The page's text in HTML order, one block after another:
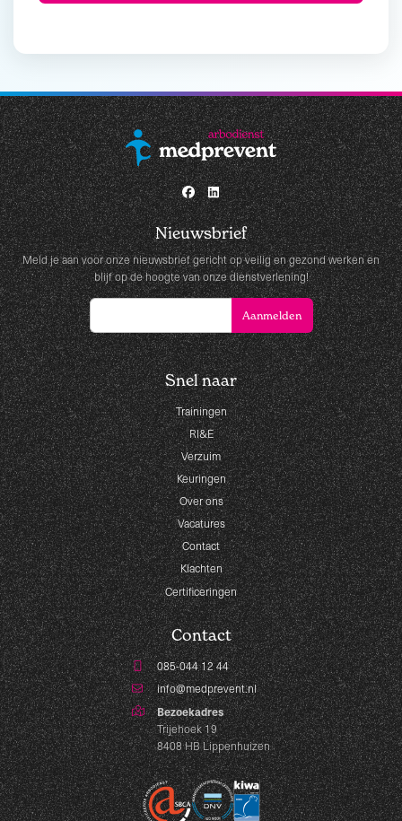
Nieuwsbrief
Meld je aan voor onze nieuwsbrief gericht op veilig en gezond werken en
blijf op de hoogte van onze dienstverlening!
Snel naar
Trainingen
RI&E
Verzuim
Keuringen
Over ons
Vacatures
Contact
Klachten
Certificeringen
Contact
085-044 12 44
info@medprevent.nl
Bezoekadres
Trijehoek 19
8408 HB Lippenhuizen